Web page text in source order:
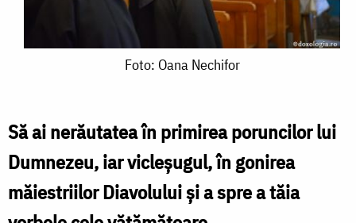
Foto: Oana Nechifor
Să ai nerăutatea în primirea poruncilor lui
Dumnezeu, iar vicleşugul, în gonirea
măiestriilor Diavolului şi a spre a tăia